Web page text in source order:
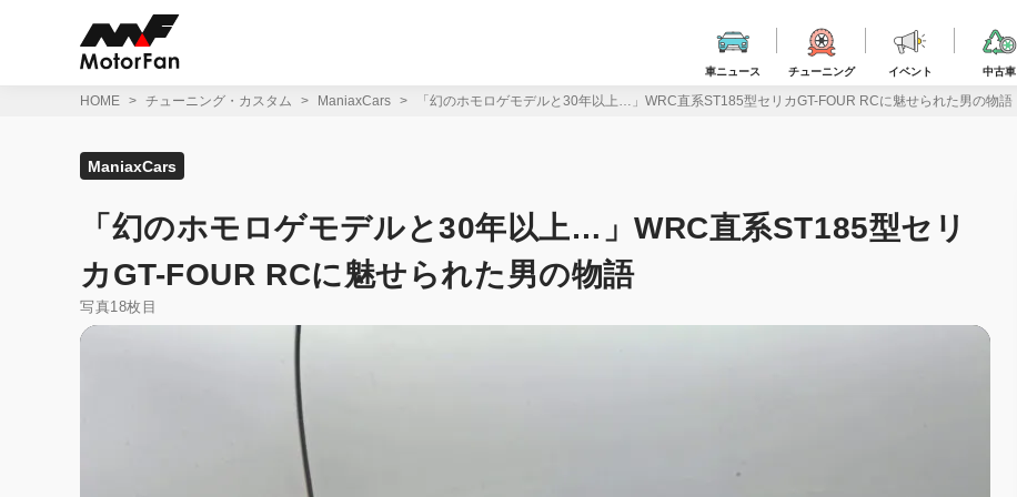
車ニュース チューニング イベント 中古車
HOME チューニング・カスタム ManiaxCars 「幻のホモロゲモデルと30年以上…」WRC直系ST185型セリカGT-FOUR RCに魅せられた男の物語
ManiaxCars
「幻のホモロゲモデルと30年以上…」WRC直系ST185型セリ
カGT-FOUR RCに魅せられた男の物語
写真18枚目